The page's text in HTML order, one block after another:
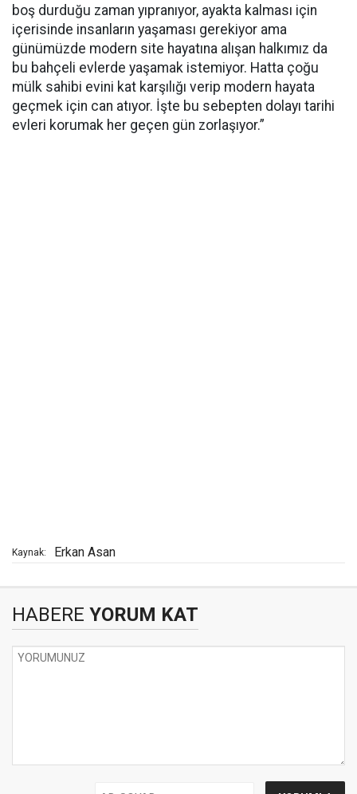
boş durduğu zaman yıpranıyor, ayakta kalması için
içerisinde insanların yaşaması gerekiyor ama
günümüzde modern site hayatına alışan halkımız da
bu bahçeli evlerde yaşamak istemiyor. Hatta çoğu
mülk sahibi evini kat karşılığı verip modern hayata
geçmek için can atıyor. İşte bu sebepten dolayı tarihi
evleri korumak her geçen gün zorlaşıyor.”
Kaynak: Erkan Asan
HABERE YORUM KAT